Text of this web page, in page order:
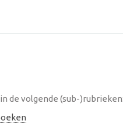
de volgende (sub-)rubrieken: